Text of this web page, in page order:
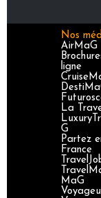
Nos
AirMaG
ligne
La
G
Partez
France
MaG